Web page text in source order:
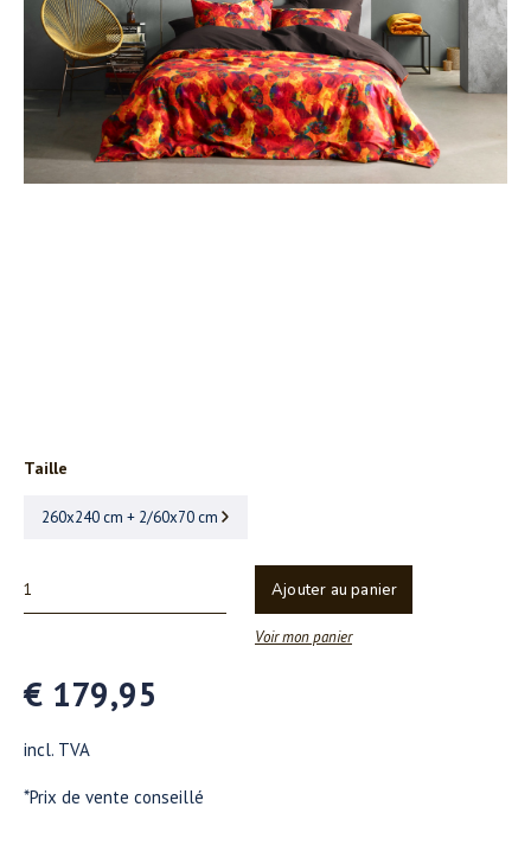
Taille
260x240 cm + 2/60x70 cm
Ajouter au panier
Voir mon panier
€ 179,95
incl. TVA
*Prix de vente conseillé